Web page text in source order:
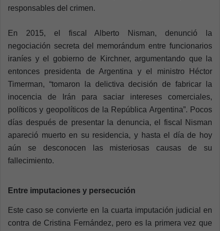
responsables del crimen.
En 2015, el fiscal Alberto Nisman, denunció la
negociación secreta del memorándum entre funcionarios
iraníes y el gobierno de Kirchner, argumentando que la
entonces presidenta de Argentina y el ministro Héctor
Timerman, “tomaron la delictiva decisión de fabricar la
inocencia de Irán para saciar intereses comerciales,
políticos y geopolíticos de la República Argentina”. Pocos
días después de presentar la denuncia, el fiscal Nisman
apareció muerto en su residencia, y hasta el día de hoy
aún se desconocen las misteriosas causas de su
fallecimiento.
Entre imputaciones y persecución
Este caso se convierte en la cuarta imputación judicial en
contra de Cristina Fernández, pero es la primera vez que